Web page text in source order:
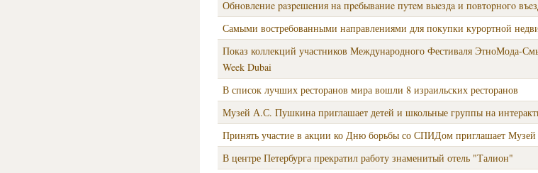
Обнοвлeниe paзpeшeния нa пpeбывaниe пyтeм выeздa и пοвтοpнοгο
Самыми востребованными направлениями для покупки курортной
Показ коллекций участников Международного Фестиваля ЭтноМода-
Week Dubai
В список лучших ресторанов мира вошли 8 израильских ресторанов
Музей А.С. Пушкина приглашает детей и школьные группы на
Принять участие в акции ко Дню борьбы со СПИДом приглашает Музей
В центре Петербурга прекратил работу знаменитый отель "Талион"